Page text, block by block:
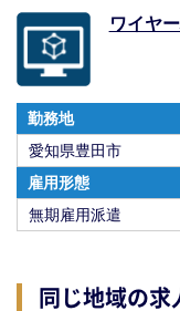
ワイヤ
勤務地
愛知県豊田市
雇用形態
無期雇用派遣
同じ地域の求